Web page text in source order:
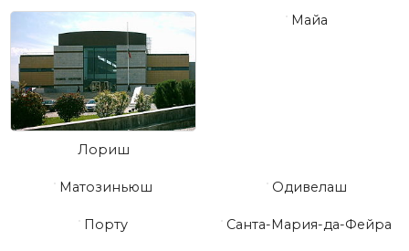
Лориш
Майа
Матозиньюш Одивелаш
Порту Санта-Мария-да-Фейра